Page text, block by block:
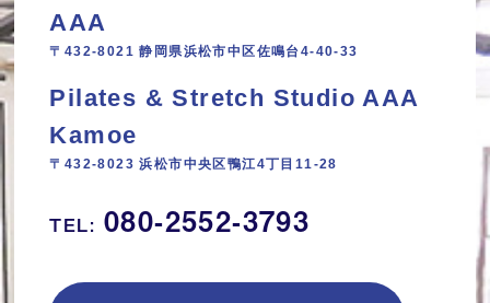
AAA
〒432-8021 静岡県浜松市中区佐鳴台4-40-33
Pilates & Stretch Studio AAA
Kamoe
〒432-8023 浜松市中央区鴨江4丁目11‐28
TEL: 080-2552-3793